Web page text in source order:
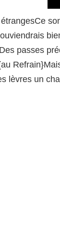
passes
lèvres un